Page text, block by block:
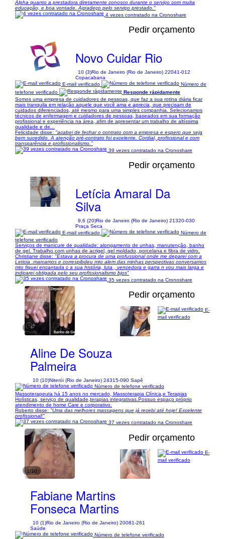
Alpha quanto a prestadora diretamente conosco durante o serviço com muita
educação, e boa vontade. Agradeço pelo serviço prestado."
4 vezes contratado na Cronoshare
Pedir orçamento
Novo Cuidar Rio
10 (3)Rio de Janeiro (Rio de Janeiro) 22041-012
Copacabana
E-mail verificado
Número de
telefone verificado
Responde rápidamente
Somos uma empresa de cuidadores de pessoas, que faz a sua rotina diária ficar
mais tranquila em relação aquele que você ama e aprecia, que precisam de
cuidados diferenciados, até mesmo para uma simples companhia. Selecionamos
técnicos de enfermagem e cuidadores de pessoas, baseados em sua formação
profissional e experiência na área, afim de apresentar um trabalho de altíssima
qualidade e de...
Felicidade disse: "acabei de fechar o contrato com a empresa e espero que seja
bem sucedido. A atenção pré-contrato foi excelente. Cordial, profissional e com
transparência e profissionalismo."
39 vezes contratado na Cronoshare
Pedir orçamento
Letícia Amaral Da
Silva
9,6 (20)Rio de Janeiro (Rio de Janeiro) 21320-030
Praça Seca
E-mail verificado
Número de
telefone verificado
Serviços de manicure de qualidade: alongamento de unhas, manutenção, banho
de gel. Trabalho com unhas de acrigel, gel moldado, porcelana e fibra de vidro.
Christiane disse: "Estava a procura de uma profussional onde me deparei com a
Leticia .marcamos e correspibdeu mto alem das minhas perspectivas conversamos
mto fiquei encantada c a sua história, luta , vencedora e garra n vou mais larga e
indicarei obtigada pelo seu profissionalismo bjos"
35 vezes contratado na Cronoshare
1/16
Pedir orçamento
Aline De Souza
Palmeira
10 (10)Niterói (Rio de Janeiro) 24315-090 Sapê
E-
mail verificado
Número de telefone verificado
Massoterapeuta há 15 anos no mercado, Massoterapia Clínica,e Terapias
Holísticas, serviço de qualidade,terapias integrativas.Possuo espaço próprio
atendimento de home Care e corporativo.
Roberto disse: "Uma das melhores massagens que já recebi até hoje! Excelente
profissional!"
37 vezes contratado na Cronoshare
1/10
Pedir orçamento
Fabiane Martins
Fonseca Martins
10 (1)Rio de Janeiro (Rio de Janeiro) 20081-261
Saúde
E-
mail verificado
Número de telefone verificado